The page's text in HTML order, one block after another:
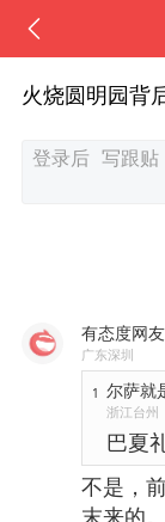
火烧圆明园背
有态度网
广东深圳
1 尔萨就
浙江台州
巴夏
不是，
末来的。